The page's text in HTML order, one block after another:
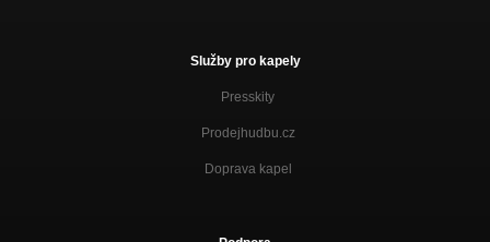
Služby pro kapely
Presskity
Prodejhudbu.cz
Doprava kapel